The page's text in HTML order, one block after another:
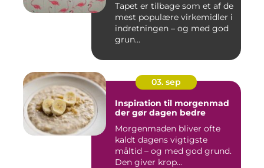
Tapet er tilbage som et af de
mest populære virkemidler i
indretningen – og med god
grun...
03. sep
Inspiration til morgenmad
der gør dagen bedre
Morgenmaden bliver ofte
kaldt dagens vigtigste
måltid – og med god grund.
Den giver krop...